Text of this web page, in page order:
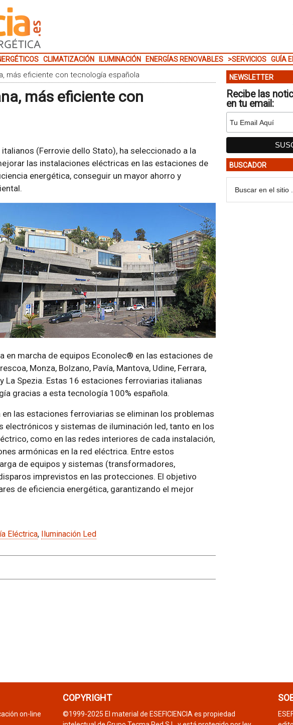
CLIMATIZACIÓN ILUMINACIÓN ENERGÍAS RENOVABLES >SERVICIOS GUÍA
más eficiente con tecnología española
más eficiente con
(Ferrovie dello Stato), ha seleccionado a la
las instalaciones eléctricas en las estaciones de
energética, conseguir un mayor ahorro y
en marcha de equipos Econolec® en las estaciones de
Monza, Bolzano, Pavía, Mantova, Udine, Ferrara,
La Spezia. Estas 16 estaciones ferroviarias italianas
gracias a esta tecnología 100% española.
las estaciones ferroviarias se eliminan los problemas
y sistemas de iluminación led, tanto en los
como en las redes interiores de cada instalación,
armónicas en la red eléctrica. Entre estos
de equipos y sistemas (transformadores,
imprevistos en las protecciones. El objetivo
de eficiencia energética, garantizando el mejor
Eléctrica, Iluminación Led
NEWSLETTER
Recibe las
en tu email:
BUSCADOR
on-line
COPYRIGHT
©1999-2025 El material de ESEFICIENCIA es propiedad